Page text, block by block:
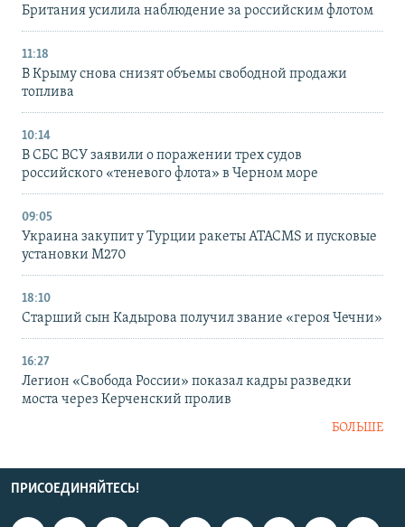
Британия усилила наблюдение за российским флотом
11:18
В Крыму снова снизят объемы свободной продажи
топлива
10:14
В СБС ВСУ заявили о поражении трех судов
российского «теневого флота» в Черном море
09:05
Украина закупит у Турции ракеты ATACMS и пусковые
установки M270
18:10
Старший сын Кадырова получил звание «героя Чечни»
16:27
Легион «Свобода России» показал кадры разведки
моста через Керченский пролив
БОЛЬШЕ
ПРИСОЕДИНЯЙТЕСЬ!